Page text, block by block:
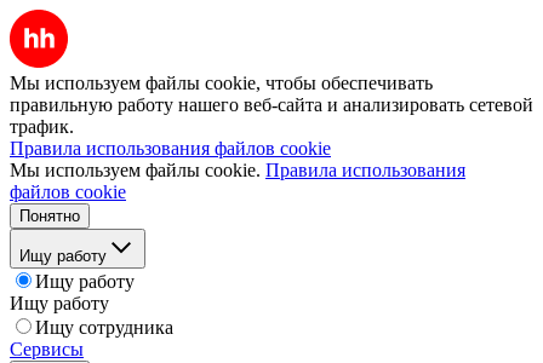
Мы используем файлы cookie, чтобы обеспечивать
правильную работу нашего веб-сайта и анализировать сетевой
трафик.
Правила использования файлов cookie
Мы используем файлы cookie. Правила использования
файлов cookie
Понятно
Ищу работу
Ищу работу
Ищу работу
Ищу сотрудника
Сервисы